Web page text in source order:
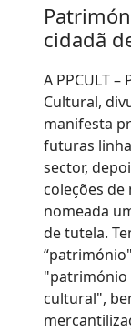
cidadã
A PPCULT
Cultural,
manifesta
futuras
sector,
coleções
nomeada
de tutela.
"património
cultural",